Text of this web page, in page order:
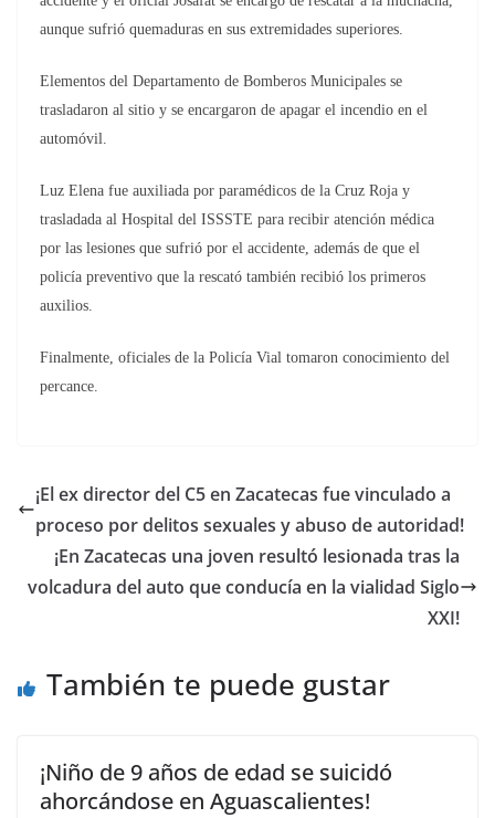
aunque sufrió quemaduras en sus extremidades superiores.
Elementos del Departamento de Bomberos Municipales se
trasladaron al sitio y se encargaron de apagar el incendio en el
automóvil.
Luz Elena fue auxiliada por paramédicos de la Cruz Roja y
trasladada al Hospital del ISSSTE para recibir atención médica
por las lesiones que sufrió por el accidente, además de que el
policía preventivo que la rescató también recibió los primeros
auxilios.
Finalmente, oficiales de la Policía Vial tomaron conocimiento del
percance.
¡El ex director del C5 en Zacatecas fue vinculado a
proceso por delitos sexuales y abuso de autoridad!
¡En Zacatecas una joven resultó lesionada tras la
volcadura del auto que conducía en la vialidad Siglo
XXI!
También te puede gustar
¡Niño de 9 años de edad se suicidó
ahorcándose en Aguascalientes!